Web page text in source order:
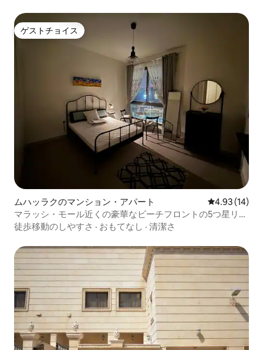
ゲストチョイス
ゲストチョイス
ムハッラクのマンション・アパート レビュー14
4.93 (14)
マラッシ・モール近くの豪華なビーチフロントの5つ星リゾ
ート
徒歩移動のしやすさ · おもてなし · 清潔さ